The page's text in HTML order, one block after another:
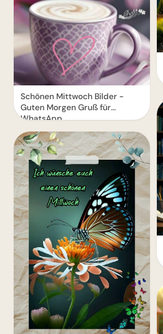
Schönen Mittwoch Bilder -
Guten Morgen Gruß für
WhatsApp